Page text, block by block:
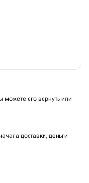
можете его вернуть или
доставки, деньги